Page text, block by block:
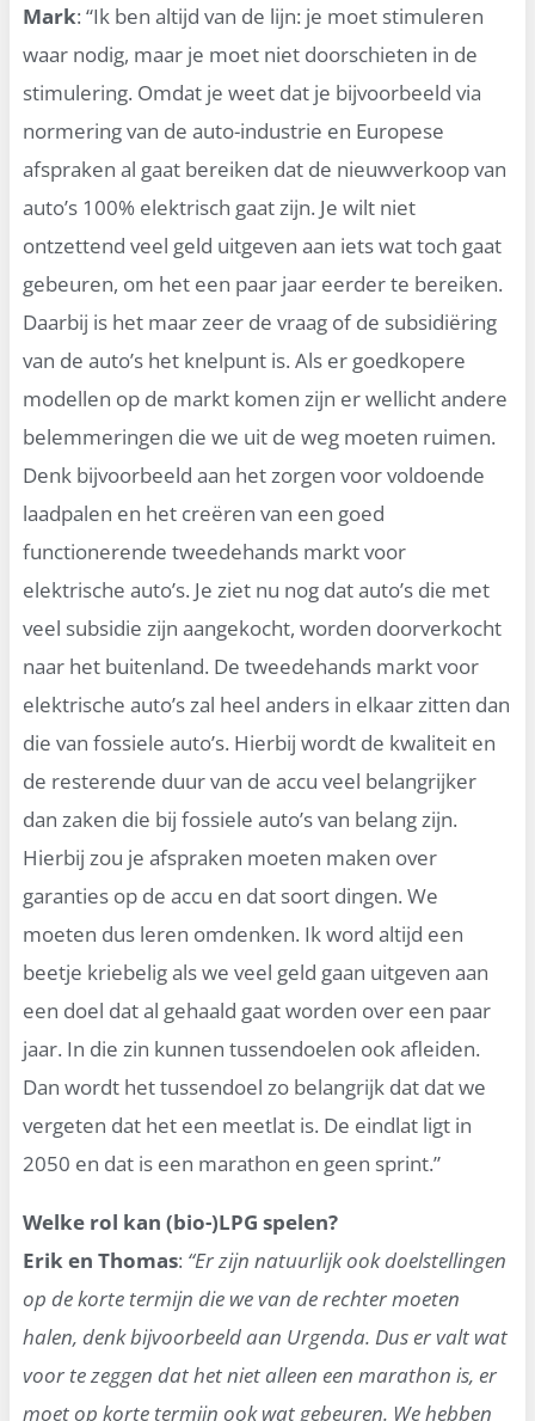
Mark: “Ik ben altijd van de lijn: je moet stimuleren
waar nodig, maar je moet niet doorschieten in de
stimulering. Omdat je weet dat je bijvoorbeeld via
normering van de auto-industrie en Europese
afspraken al gaat bereiken dat de nieuwverkoop van
auto’s 100% elektrisch gaat zijn. Je wilt niet
ontzettend veel geld uitgeven aan iets wat toch gaat
gebeuren, om het een paar jaar eerder te bereiken.
Daarbij is het maar zeer de vraag of de subsidiëring
van de auto’s het knelpunt is. Als er goedkopere
modellen op de markt komen zijn er wellicht andere
belemmeringen die we uit de weg moeten ruimen.
Denk bijvoorbeeld aan het zorgen voor voldoende
laadpalen en het creëren van een goed
functionerende tweedehands markt voor
elektrische auto’s. Je ziet nu nog dat auto’s die met
veel subsidie zijn aangekocht, worden doorverkocht
naar het buitenland. De tweedehands markt voor
elektrische auto’s zal heel anders in elkaar zitten dan
die van fossiele auto’s. Hierbij wordt de kwaliteit en
de resterende duur van de accu veel belangrijker
dan zaken die bij fossiele auto’s van belang zijn.
Hierbij zou je afspraken moeten maken over
garanties op de accu en dat soort dingen. We
moeten dus leren omdenken. Ik word altijd een
beetje kriebelig als we veel geld gaan uitgeven aan
een doel dat al gehaald gaat worden over een paar
jaar. In die zin kunnen tussendoelen ook afleiden.
Dan wordt het tussendoel zo belangrijk dat dat we
vergeten dat het een meetlat is. De eindlat ligt in
2050 en dat is een marathon en geen sprint.”
Welke rol kan (bio-)LPG spelen?
Erik en Thomas: “Er zijn natuurlijk ook doelstellingen
op de korte termijn die we van de rechter moeten
halen, denk bijvoorbeeld aan Urgenda. Dus er valt wat
voor te zeggen dat het niet alleen een marathon is, er
moet op korte termijn ook wat gebeuren. We hebben